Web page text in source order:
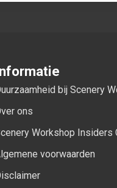
bij Scenery
ons
Workshop Insiders
voorwaarden